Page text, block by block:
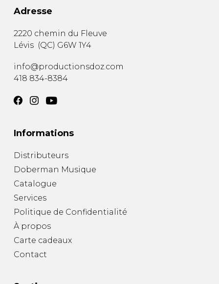
Adresse
2220 chemin du Fleuve
Lévis (QC) G6W 1Y4
info@productionsdoz.com
418 834-8384
Informations
Distributeurs
Doberman Musique
Catalogue
Services
Politique de Confidentialité
À propos
Carte cadeaux
Contact